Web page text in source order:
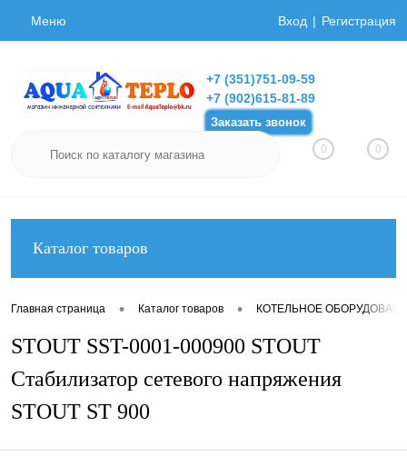
Меню Вход Регистрация
+7 (351)751-09-59
+7 (902)615-81-89
Заказать звонок
0 0
Каталог товаров
Главная страница • Каталог товаров • КОТЕЛЬНОЕ
STOUT SST-0001-000900 STOUT
Стабилизатор сетевого напряжения
STOUT ST 900